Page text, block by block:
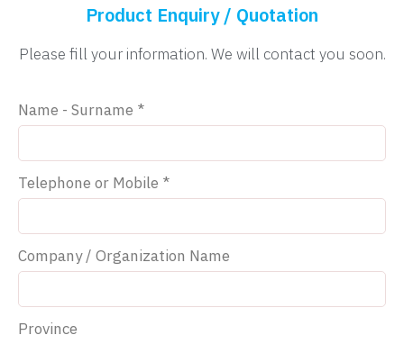
Product Enquiry / Quotation
Please fill your information. We will contact you soon.
Name - Surname *
Telephone or Mobile *
Company / Organization Name
Province